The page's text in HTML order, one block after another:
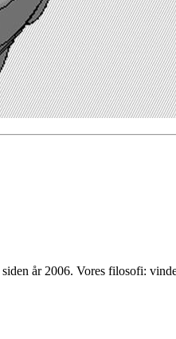
år 2006. Vores filosofi: